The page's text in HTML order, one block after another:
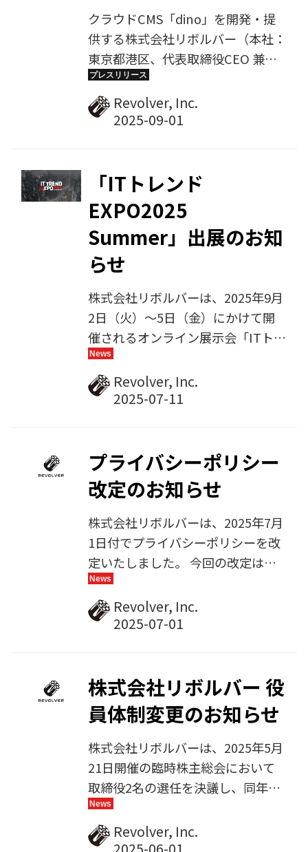
クラウドCMS「dino」を開発・提
供する株式会社リボルバー（本社：
東京都港区、代表取締役CEO 兼
CTO：松本 庄司、以下リボルバ
ー）は、約10年ぶりとなる新プラ
ンをリリースします。今回の“リパ
定義し、情報更新型の企業サイト全
般のWeb基盤へと進化させる戦略
的刷新です。新プランは2025年9月
8日に販売を開始し、同10月1日よ
り提供を開始予定。「発信力・運用
性・信頼性・安定性」の4つの価値
を軸に、次の10年にふさわしい
CMSとして、企業の情報発信を強力
に支援してまいります。
Revolver, Inc.
「ITトレンド
EXPO2025
Summer」出展のお知
らせ
株式会社リボルバーは、2025年9月
2日（火）〜5日（金）にかけて開
催されるオンライン展示会「ITトレ
ンドEXPO2025 Summer」（株式
会社Innovation & Co.主催）に出展
します。参加無料ですのでぜひご来
Revolver, Inc.
プライバシーポリシー
改定のお知らせ
株式会社リボルバーは、2025年7月
1日付でプライバシーポリシーを改
定いたしました。 今回の改定は、
個人情報保護法のガイドラインに準
拠し、より明確で分かりやすい内容
とすることを目的としております。
「業務委託」「外部送信」の各取り
扱いを区別し、個別に記載 情報の
外部送信に関する記載の見直しと整
理 その他、表現や構成の調整によ
る可読性の向上 改定後のプライバ
シーポリシーは、以下のリンクより
ご確認いただけます。 [プライバシ
ーポリシーを見る] 今後とも、皆さ
まからお預かりした個人情報の適切
Revolver, Inc.
株式会社リボルバー 役
員体制変更のお知らせ
株式会社リボルバーは、2025年5月
21日開催の臨時株主総会において
取締役2名の選任を決議し、同年6
月1日付で就任いたしましたことを
お知らせいたします。
Revolver, Inc.